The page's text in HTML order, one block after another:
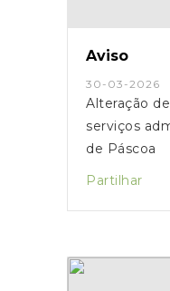
Aviso
30-03-2026
Alteração
serviços
de Páscoa
Partilhar